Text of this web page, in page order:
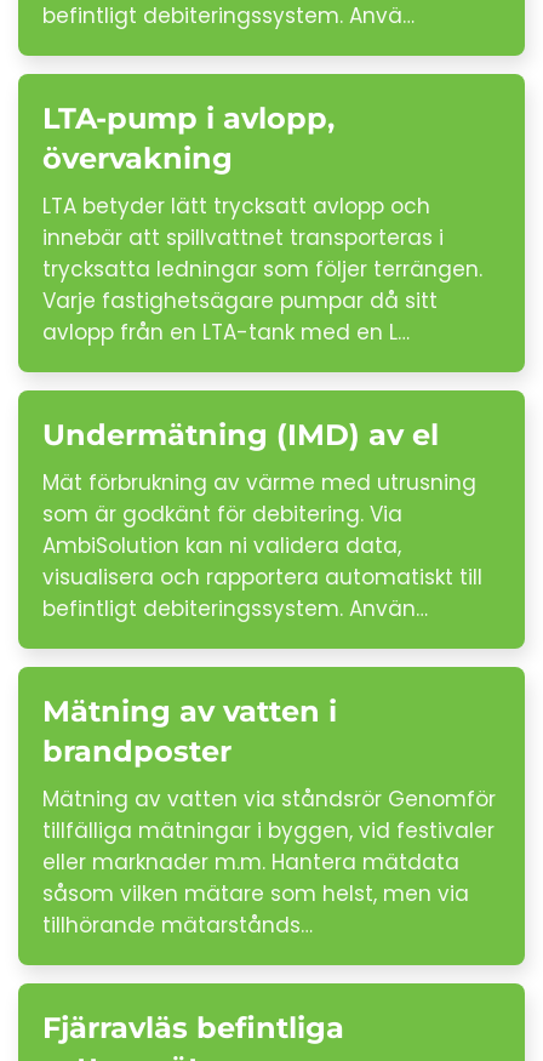
befintligt debiteringssystem. Anvä…
LTA-pump i avlopp,
övervakning
LTA betyder lätt trycksatt avlopp och
innebär att spillvattnet transporteras i
trycksatta ledningar som följer terrängen.
Varje fastighetsägare pumpar då sitt
avlopp från en LTA-tank med en L…
Undermätning (IMD) av el
Mät förbrukning av värme med utrusning
som är godkänt för debitering. Via
AmbiSolution kan ni validera data,
visualisera och rapportera automatiskt till
befintligt debiteringssystem. Använ…
Mätning av vatten i
brandposter
Mätning av vatten via ståndsrör Genomför
tillfälliga mätningar i byggen, vid festivaler
eller marknader m.m. Hantera mätdata
såsom vilken mätare som helst, men via
tillhörande mätarstånds…
Fjärravläs befintliga